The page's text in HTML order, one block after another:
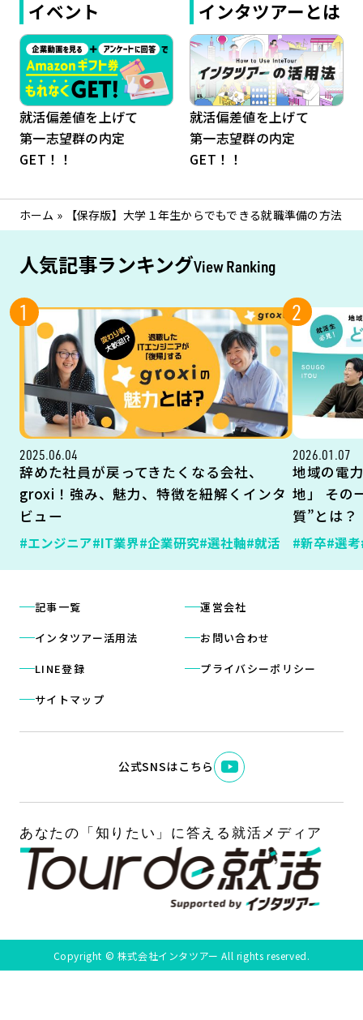
イベント
就活偏差値を上げて
第一志望群の内定
GET！！
インタツアーとは
就活偏差値を上げて
第一志望群の内定
GET！！
ホーム » 【保存版】大学１年生からでもできる就職準備の方法
人気記事ランキングView Ranking
1
2025.06.04
辞めた社員が戻ってきたくなる会社、
groxi！強み、魅力、特徴を紐解くインタ
ビュー
#エンジニア#IT業界#企業研究#選社軸#就活
2
2026.01.07
地域の電
地」 その
質”とは？
#新卒#選考
記事一覧
インタツアー活用法
LINE登録
サイトマップ
運営会社
お問い合わせ
プライバシーポリシー
公式SNSはこちら
Copyright © 株式会社インタツアー All rights reserved.